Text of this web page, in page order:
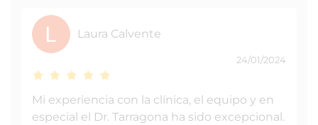
Laura Calvente
24/01/2024
Mi experiencia con la clínica, el equipo y en
especial el Dr. Tarragona ha sido excepcional.